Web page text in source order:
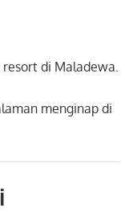
di Maladewa.
menginap di